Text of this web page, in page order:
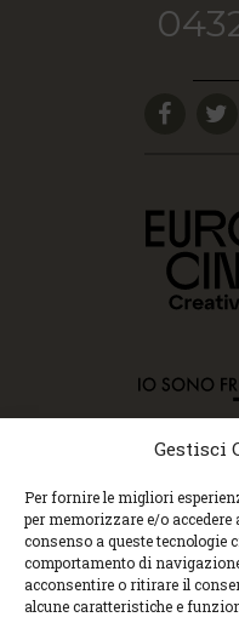
Gestisci
Per fornire le migliori
per memorizzare e/o
consenso a queste tecnologie
comportamento di
acconsentire o ritirare il
alcune caratteristiche e
Copyright © 2015
contenuto può essere
sito approvi la
Centro espressioni
33100 Udine | tel.